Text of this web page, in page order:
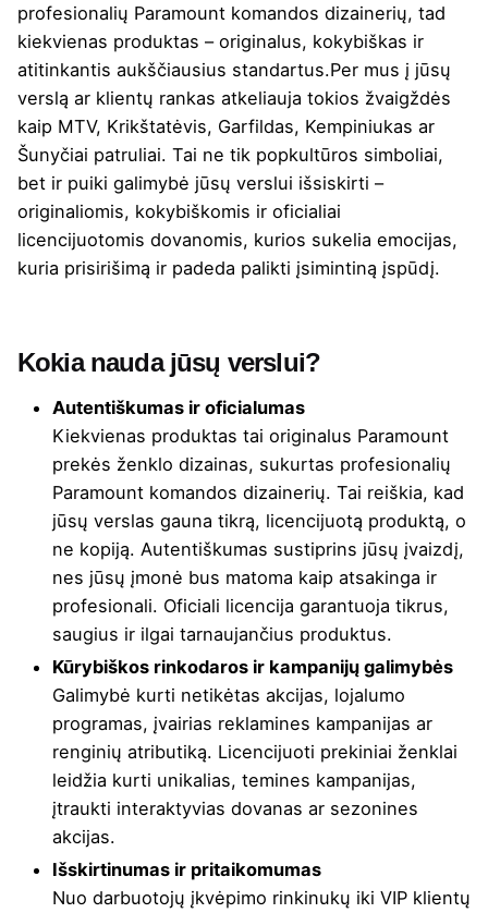
profesionalių Paramount komandos dizainerių, tad
kiekvienas produktas – originalus, kokybiškas ir
atitinkantis aukščiausius standartus.Per mus į jūsų
verslą ar klientų rankas atkeliauja tokios žvaigždės
kaip MTV, Krikštatėvis, Garfildas, Kempiniukas ar
Šunyčiai patruliai. Tai ne tik popkultūros simboliai,
bet ir puiki galimybė jūsų verslui išsiskirti –
originaliomis, kokybiškomis ir oficialiai
licencijuotomis dovanomis, kurios sukelia emocijas,
kuria prisirišimą ir padeda palikti įsimintiną įspūdį.
Kokia nauda jūsų verslui?
Autentiškumas ir oficialumas
Kiekvienas produktas tai originalus Paramount
prekės ženklo dizainas, sukurtas profesionalių
Paramount komandos dizainerių. Tai reiškia, kad
jūsų verslas gauna tikrą, licencijuotą produktą, o
ne kopiją. Autentiškumas sustiprins jūsų įvaizdį,
nes jūsų įmonė bus matoma kaip atsakinga ir
profesionali. Oficiali licencija garantuoja tikrus,
saugius ir ilgai tarnaujančius produktus.
Kūrybiškos rinkodaros ir kampanijų galimybės
Galimybė kurti netikėtas akcijas, lojalumo
programas, įvairias reklamines kampanijas ar
renginių atributiką. Licencijuoti prekiniai ženklai
leidžia kurti unikalias, temines kampanijas,
įtraukti interaktyvias dovanas ar sezonines
akcijas.
Išskirtinumas ir pritaikomumas
Nuo darbuotojų įkvėpimo rinkinukų iki VIP klientų